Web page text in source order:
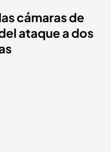
cámaras de
ataque a dos